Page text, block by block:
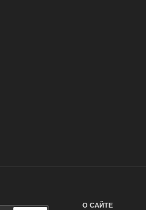
О САЙТЕ